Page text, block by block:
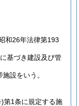
和26年法律第193
基づき建設及び管
設をいう。
)第1条に規定する施